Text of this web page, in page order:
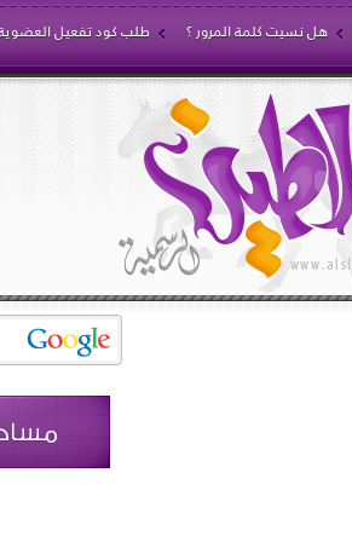
هل نسيت كلمة المرور ؟ طلب كود تفعيل